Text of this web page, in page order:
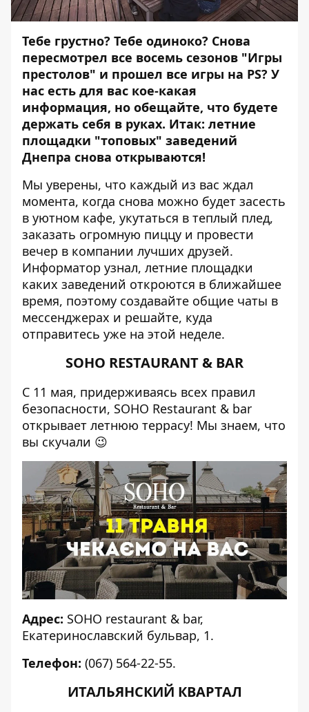
Тебе грустно? Тебе одиноко? Снова
пересмотрел все восемь сезонов "Игры
престолов" и прошел все игры на PS? У
нас есть для вас кое-какая
информация, но обещайте, что будете
держать себя в руках. Итак: летние
площадки "топовых" заведений
Днепра снова открываются!
Мы уверены, что каждый из вас ждал
момента, когда снова можно будет засесть
в уютном кафе, укутаться в теплый плед,
заказать огромную пиццу и провести
вечер в компании лучших друзей.
Информатор узнал, летние площадки
каких заведений откроются в ближайшее
время, поэтому создавайте общие чаты в
мессенджерах и решайте, куда
отправитесь уже на этой неделе.
SOHO RESTAURANT & BAR
С 11 мая, придерживаясь всех правил
безопасности, SOHO Restaurant & bar
открывает летнюю террасу! Мы знаем, что
вы скучали 😉
Адрес: SOHO restaurant & bar,
Екатеринославский бульвар, 1.
Телефон: (067) 564-22-55.
ИТАЛЬЯНСКИЙ КВАРТАЛ